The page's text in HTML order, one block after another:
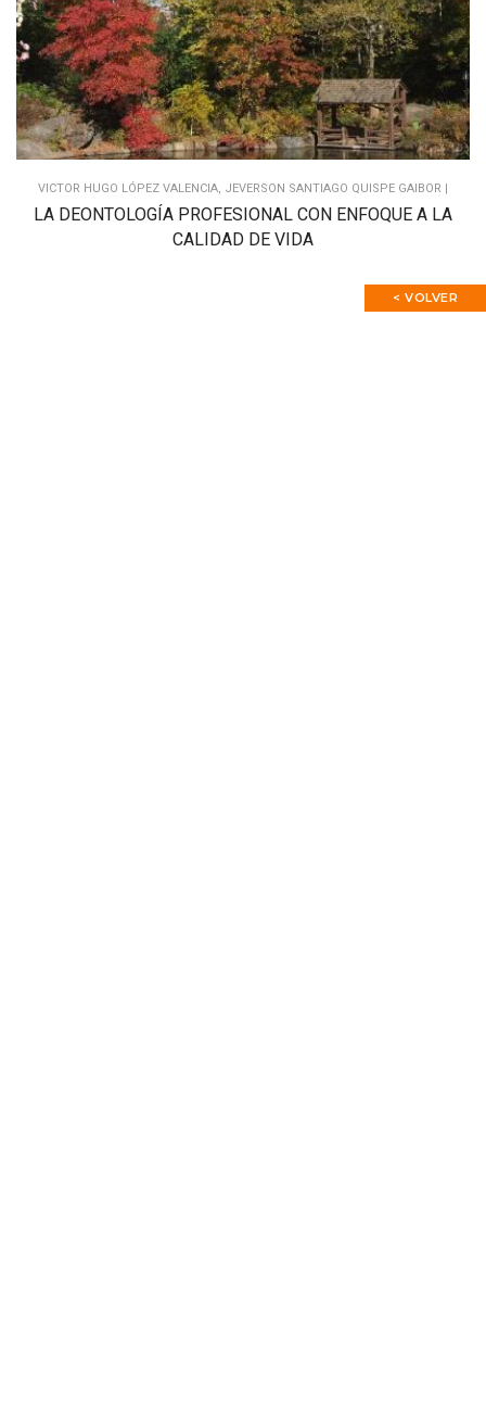
VICTOR HUGO LÓPEZ VALENCIA, JEVERSON SANTIAGO QUISPE GAIBOR |
LA DEONTOLOGÍA PROFESIONAL CON ENFOQUE A LA
CALIDAD DE VIDA
< VOLVER